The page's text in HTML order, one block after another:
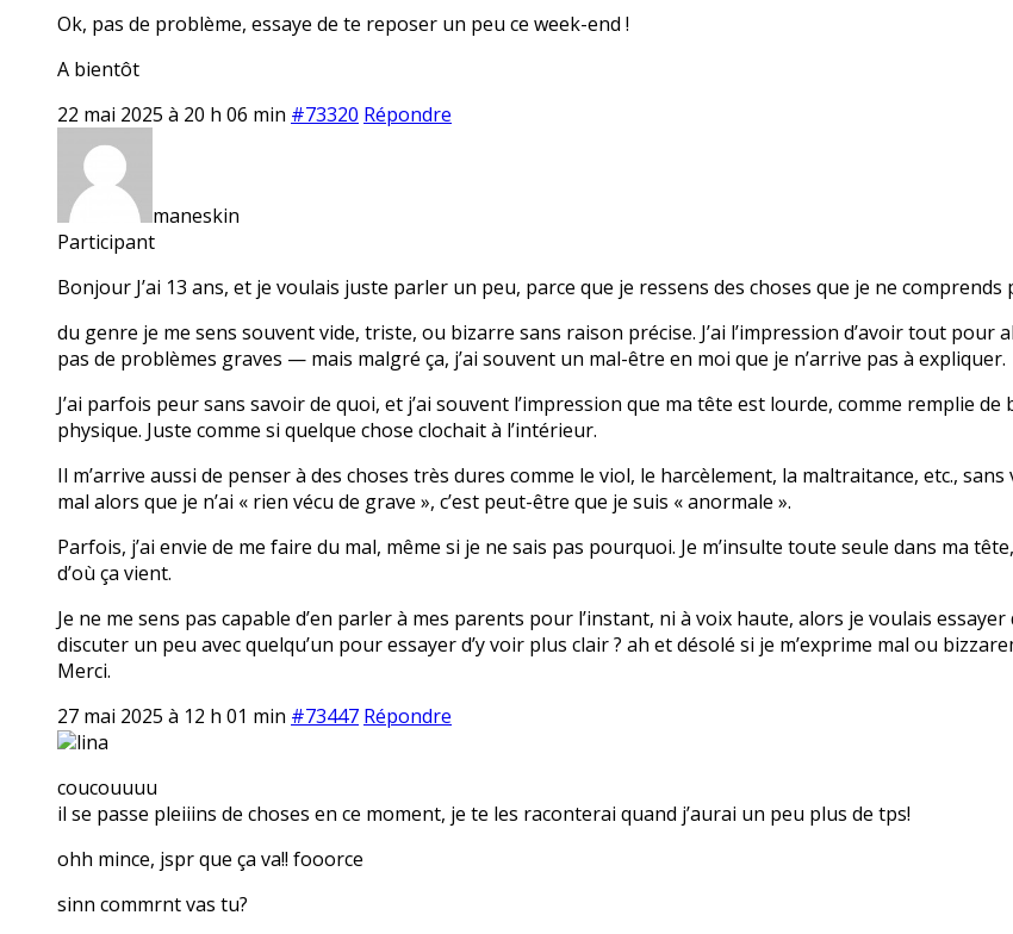
Ok, pas de problème, essaye de te reposer un peu ce week-end !
A bientôt
22 mai 2025 à 20 h 06 min #73320 Répondre
maneskin
Participant
Bonjour J’ai 13 ans, et je voulais juste parler un peu, parce que je ressens des choses que je ne comprends
du genre je me sens souvent vide, triste, ou bizarre sans raison précise. J’ai l’impression d’avoir tout
pas de problèmes graves — mais malgré ça, j’ai souvent un mal-être en moi que je n’arrive pas à expliquer.
J’ai parfois peur sans savoir de quoi, et j’ai souvent l’impression que ma tête est lourde, comme remplie
physique. Juste comme si quelque chose clochait à l’intérieur.
Il m’arrive aussi de penser à des choses très dures comme le viol, le harcèlement, la maltraitance, etc.,
mal alors que je n’ai « rien vécu de grave », c’est peut-être que je suis « anormale ».
Parfois, j’ai envie de me faire du mal, même si je ne sais pas pourquoi. Je m’insulte toute seule dans ma
d’où ça vient.
Je ne me sens pas capable d’en parler à mes parents pour l’instant, ni à voix haute, alors je voulais essayer
discuter un peu avec quelqu’un pour essayer d’y voir plus clair ? ah et désolé si je m’exprime mal ou
Merci.
27 mai 2025 à 12 h 01 min #73447 Répondre
lina
coucouuuu
il se passe pleiiins de choses en ce moment, je te les raconterai quand j’aurai un peu plus de tps!
ohh mince, jspr que ça va!! fooorce
sinn commrnt vas tu?